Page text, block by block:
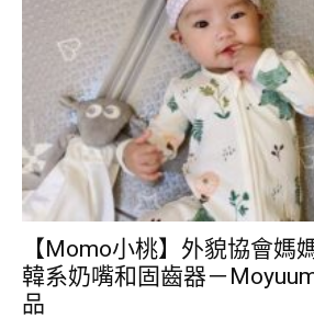
【Momo小桃】外貌協會媽
韓系奶嘴和固齒器－
品